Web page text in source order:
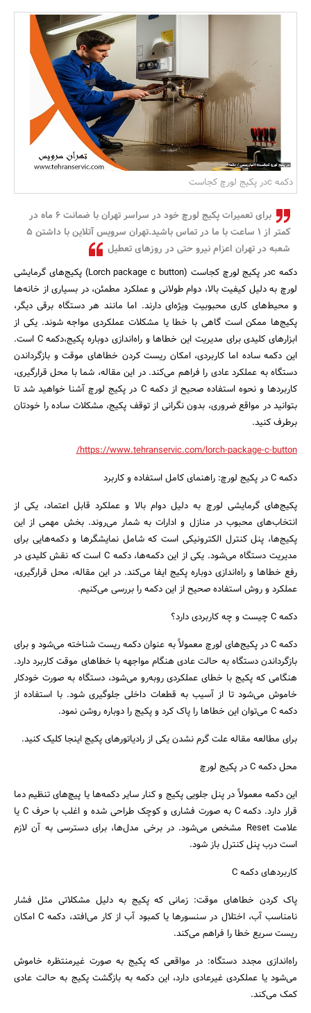
بانک، بیمه و سرمایه
مسکن و ساختمان
دکمه cدر پکیج لورچ کجاست
برای تعمیرات پکیج لورچ خود در سراسر تهران با ضمانت 6 ماه در
کمتر از 1 ساعت با ما در تماس باشید.تهران سرویس آتلاین با داشتن 5
شعبه در تهران اعزام نیرو حتی در روزهای تعطیل
دکمه cدر پکیج لورچ کجاست (Lorch package c button) پکیج‌های گرمایشی
لورچ به دلیل کیفیت بالا، دوام طولانی و عملکرد مطمئن، در بسیاری از خانه‌ها
و محیط‌های کاری محبوبیت ویژه‌ای دارند. اما مانند هر دستگاه برقی دیگر،
پکیج‌ها ممکن است گاهی با خطا یا مشکلات عملکردی مواجه شوند. یکی از
ابزارهای کلیدی برای مدیریت این خطاها و راه‌اندازی دوباره پکیج،دکمه C است.
این دکمه ساده اما کاربردی، امکان ریست کردن خطاهای موقت و بازگرداندن
دستگاه به عملکرد عادی را فراهم می‌کند. در این مقاله، شما با محل قرارگیری،
کاربردها و نحوه استفاده صحیح از دکمه C در پکیج لورچ آشنا خواهید شد تا
بتوانید در مواقع ضروری، بدون نگرانی از توقف پکیج، مشکلات ساده را خودتان
برطرف کنید.
https://www.tehranservic.com/lorch-package-c-button/
دکمه C در پکیج لورچ: راهنمای کامل استفاده و کاربرد
پکیج‌های گرمایشی لورچ به دلیل دوام بالا و عملکرد قابل اعتماد، یکی از
انتخاب‌های محبوب در منازل و ادارات به شمار می‌روند. بخش مهمی از این
پکیج‌ها، پنل کنترل الکترونیکی است که شامل نمایشگرها و دکمه‌هایی برای
مدیریت دستگاه می‌شود. یکی از این دکمه‌ها، دکمه C است که نقش کلیدی در
رفع خطاها و راه‌اندازی دوباره پکیج ایفا می‌کند. در این مقاله، محل قرارگیری،
عملکرد و روش استفاده صحیح از این دکمه را بررسی می‌کنیم.
دکمه C چیست و چه کاربردی دارد؟
دکمه C در پکیج‌های لورچ معمولاً به عنوان دکمه ریست شناخته می‌شود و برای
بازگرداندن دستگاه به حالت عادی هنگام مواجهه با خطاهای موقت کاربرد دارد.
هنگامی که پکیج با خطای عملکردی روبه‌رو می‌شود، دستگاه به صورت خودکار
خاموش می‌شود تا از آسیب به قطعات داخلی جلوگیری شود. با استفاده از
دکمه C می‌توان این خطاها را پاک کرد و پکیج را دوباره روشن نمود.
برای مطالعه مقاله علت گرم نشدن یکی از رادیاتورهای پکیج اینجا کلیک کنید.
محل دکمه C در پکیج لورچ
این دکمه معمولاً در پنل جلویی پکیج و کنار سایر دکمه‌ها یا پیچ‌های تنظیم دما
قرار دارد. دکمه C به صورت فشاری و کوچک طراحی شده و اغلب با حرف C یا
علامت Reset مشخص می‌شود. در برخی مدل‌ها، برای دسترسی به آن لازم
است درب پنل کنترل باز شود.
کاربردهای دکمه C
پاک کردن خطاهای موقت: زمانی که پکیج به دلیل مشکلاتی مثل فشار
نامناسب آب، اختلال در سنسورها یا کمبود آب از کار می‌افتد، دکمه C امکان
ریست سریع خطا را فراهم می‌کند.
راه‌اندازی مجدد دستگاه: در مواقعی که پکیج به صورت غیرمنتظره خاموش
می‌شود یا عملکردی غیرعادی دارد، این دکمه به بازگشت پکیج به حالت عادی
کمک می‌کند.